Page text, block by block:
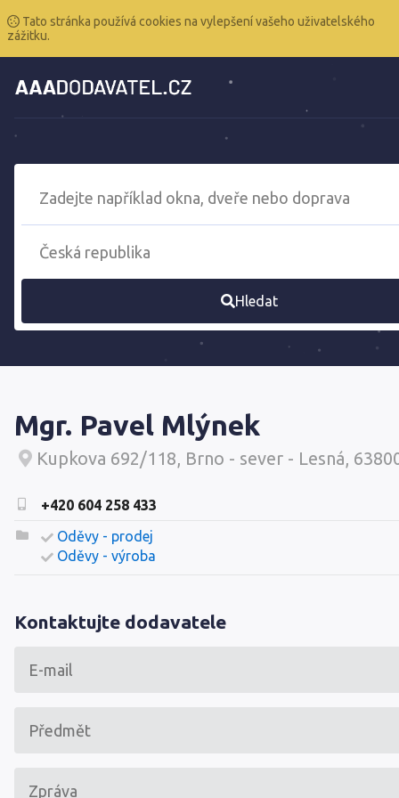
Tato stránka používá cookies na vylepšení vašeho uživatelského
zážitku.
Hledat
Mgr. Pavel Mlýnek
Kupkova 692/118, Brno - sever - Lesná,
+420 604 258 433
Oděvy - prodej
Oděvy - výroba
Kontaktujte dodavatele